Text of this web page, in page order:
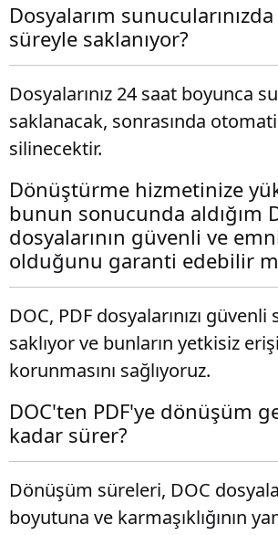
Dosyalarım
süreyle saklanıyor?
Dosyalarınız 24 saat boyunca
saklanacak, sonrasında
silinecektir.
Dönüştürme hizmetinize
bunun sonucunda aldığım
dosyalarının güvenli ve
olduğunu garanti edebilir
DOC, PDF dosyalarınızı
saklıyor ve bunların yetkisiz
korunmasını sağlıyoruz.
DOC'ten PDF'ye dönüşüm
kadar sürer?
Dönüşüm süreleri, DOC
boyutuna ve karmaşıklığının